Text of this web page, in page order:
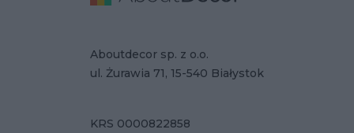
Aboutdecor sp. z o.o.
ul. Żurawia 71, 15-540 Białystok
KRS 0000822858